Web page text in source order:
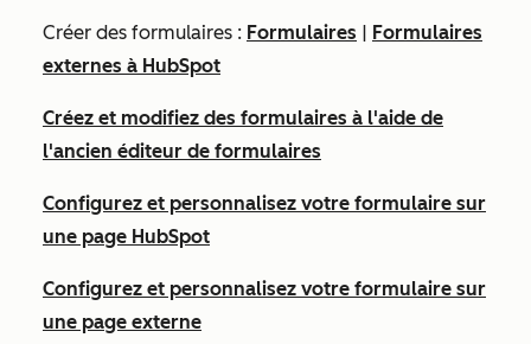
Créer des formulaires : Formulaires | Formulaires
externes à HubSpot
Créez et modifiez des formulaires à l'aide de
l'ancien éditeur de formulaires
Configurez et personnalisez votre formulaire sur
une page HubSpot
Configurez et personnalisez votre formulaire sur
une page externe